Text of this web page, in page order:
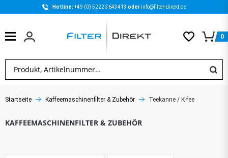
Hotline: +49 (0) 5222 3643413 oder info@filter-direkt.de
0
Startseite Kaffeemaschinenfilter & Zubehör Teekanne / K-fee